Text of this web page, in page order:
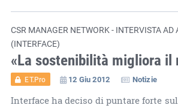
CSR MANAGER NETWORK - INTERVISTA AD
(INTERFACE)
«La sostenibilità migliora il
ET.Pro 12 Giu 2012 Notizie
Interface ha deciso di puntare forte